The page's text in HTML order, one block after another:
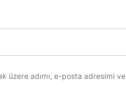
üzere adımı, e-posta adresimi ve